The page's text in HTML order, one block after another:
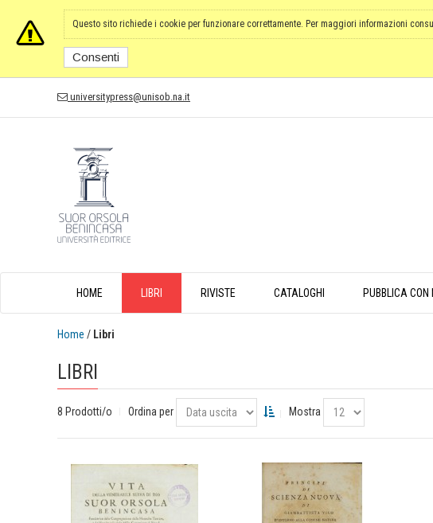
Questo sito richiede i cookie per funzionare correttamente. Per maggiori informazioni
Consenti
universitypress@unisob.na.it
HOME LIBRI RIVISTE CATALOGHI PUBBLICA CON
Home / Libri
LIBRI
8 Prodotti/o Ordina per Mostra